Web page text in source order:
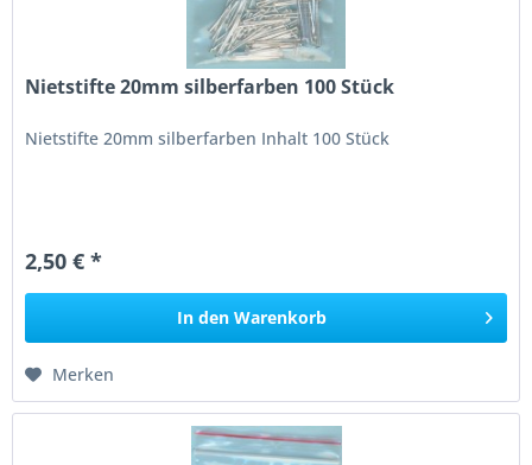
Nietstifte 20mm silberfarben 100 Stück
Nietstifte 20mm silberfarben Inhalt 100 Stück
2,50 € *
In den Warenkorb
Merken